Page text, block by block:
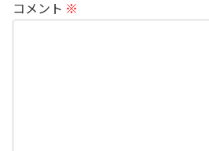
コメント ※